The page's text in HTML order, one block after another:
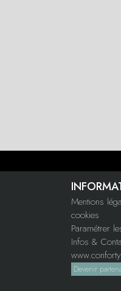
Mentions
cookies
Paramétrer
Infos &
Devenir